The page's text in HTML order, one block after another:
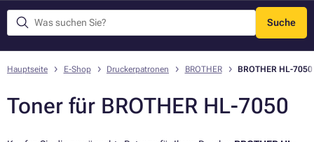
Suche
Menü
Hauptseite E-Shop Druckerpatronen BROTHER BROTHER HL-7050
Toner für BROTHER HL-7050